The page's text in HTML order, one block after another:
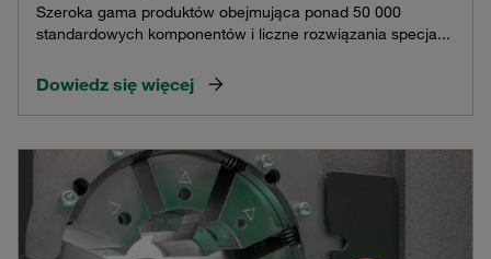
Szeroka gama produktów obejmująca ponad 50 000
standardowych komponentów i liczne rozwiązania specja...
Dowiedz się więcej